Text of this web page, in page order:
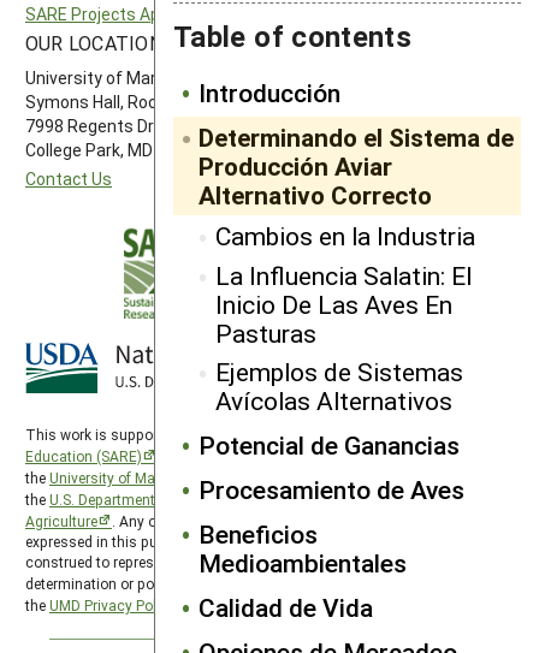
Table of contents
Introducción
Determinando el Sistema de
Producción Aviar
Alternativo Correcto
Cambios en la Industria
La Influencia Salatin: El
Inicio De Las Aves En
Pasturas
Ejemplos de Sistemas
Avícolas Alternativos
Potencial de Ganancias
Procesamiento de Aves
Beneficios
Medioambientales
Calidad de Vida
SARE Projects Application and Reporting
OUR LOCATION
University of Maryland
Symons Hall, Room 1296
7998 Regents Drive
College Park, MD 20742-5505
Contact Us
FOLLOW US
This work is supported by the
Sustainable Agriculture Research and
Education (SARE)
program under a cooperative agreement with
theUniversity of Maryland
, project award no. 2024-38640-42986, from
theU.S. Department of Agriculture’s
National Institute of Food and
Agriculture
. Any opinions, findings, conclusions, or recommendations
expressed in this publication are those of the author(s) and should not be
construed to represent any official USDA or U.S. Government
determination or policy. SARE is subject to the
theUMD Privacy Policy